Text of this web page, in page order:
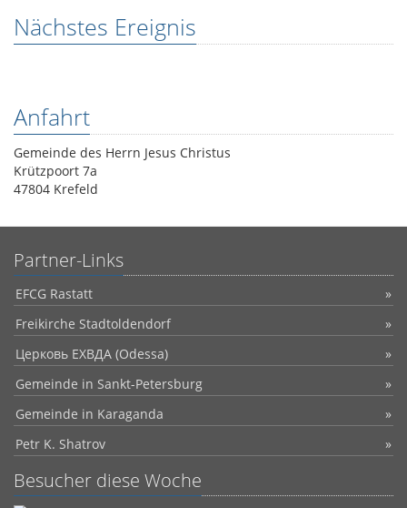
Nächstes Ereignis
Anfahrt
Gemeinde des Herrn Jesus Christus
Krützpoort 7a
47804 Krefeld
Partner-Links
EFCG Rastatt
Freikirche Stadtoldendorf
Церковь ЕХВДА (Odessa)
Gemeinde in Sankt-Petersburg
Gemeinde in Karaganda
Petr K. Shatrov
Besucher diese Woche